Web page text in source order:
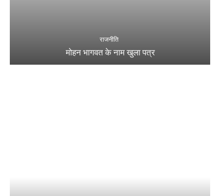
राजनीति
मोहन भागवत के नाम खुला पत्र